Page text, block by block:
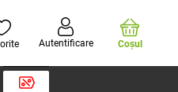
Autentificare Coşul